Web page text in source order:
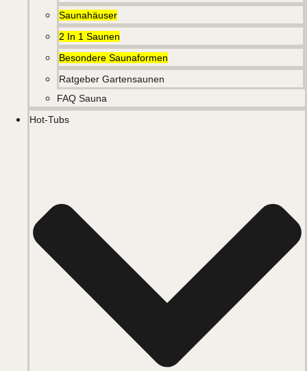
Saunahäuser
2 In 1 Saunen
Besondere Saunaformen
Ratgeber Gartensaunen
FAQ Sauna
Hot-Tubs